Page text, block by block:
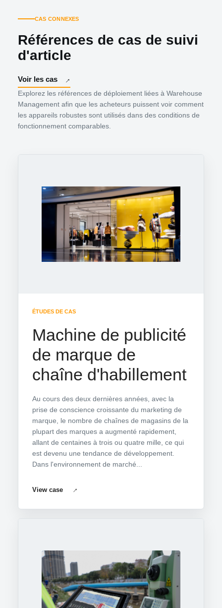
CAS CONNEXES
Références de cas de suivi
d'article
Voir les cas
Explorez les références de déploiement liées à Warehouse
Management afin que les acheteurs puissent voir comment
les appareils robustes sont utilisés dans des conditions de
fonctionnement comparables.
ÉTUDES DE CAS
Machine de publicité
de marque de
chaîne d'habillement
Au cours des deux dernières années, avec la
prise de conscience croissante du marketing de
marque, le nombre de chaînes de magasins de la
plupart des marques a augmenté rapidement,
allant de centaines à trois ou quatre mille, ce qui
est devenu une tendance de développement.
Dans l'environnement de marché...
View case